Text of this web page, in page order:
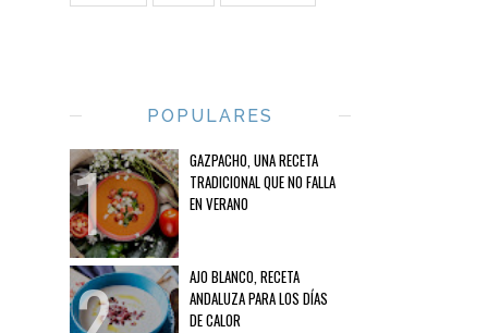
POPULARES
GAZPACHO, UNA RECETA
TRADICIONAL QUE NO FALLA
EN VERANO
AJO BLANCO, RECETA
ANDALUZA PARA LOS DÍAS
DE CALOR